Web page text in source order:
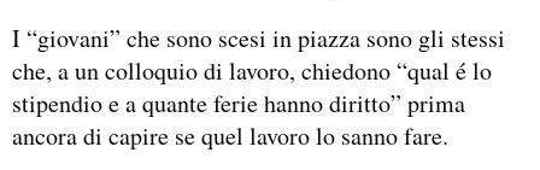
I “giovani” che sono scesi in piazza sono gli stessi
che, a un colloquio di lavoro, chiedono “qual é lo
stipendio e a quante ferie hanno diritto” prima
ancora di capire se quel lavoro lo sanno fare.